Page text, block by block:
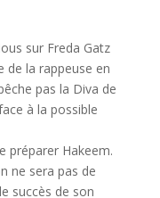
sur Freda Gatz
de la rappeuse en
pas la Diva de
à la possible
préparer Hakeem.
ne sera pas de
succès de son